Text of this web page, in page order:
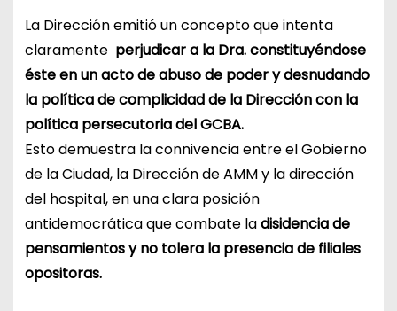
La Dirección emitió un concepto que intenta
claramente perjudicar a la Dra. constituyéndose
éste en un acto de abuso de poder y desnudando
la política de complicidad de la Dirección con la
política persecutoria del GCBA.
Esto demuestra la connivencia entre el Gobierno
de la Ciudad, la Dirección de AMM y la dirección
del hospital, en una clara posición
antidemocrática que combate ladisidencia de
pensamientos y no tolera la presencia de filiales
opositoras.